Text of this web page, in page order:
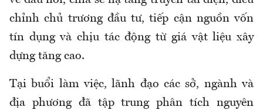
chỉnh chủ trương đầu tư, tiếp cận nguồn vốn
tín dụng và chịu tác động từ giá vật liệu xây
dựng tăng cao.
Tại buổi làm việc, lãnh đạo các sở, ngành và
địa phương đã tập trung phân tích nguyên